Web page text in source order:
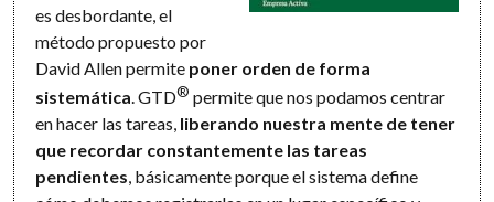
es desbordante, el
método propuesto por
David Allen permite poner orden de forma
sistemática. GTD® permite que nos podamos centrar
en hacer las tareas, liberando nuestra mente de tener
que recordar constantemente las tareas
pendientes, básicamente porque el sistema define